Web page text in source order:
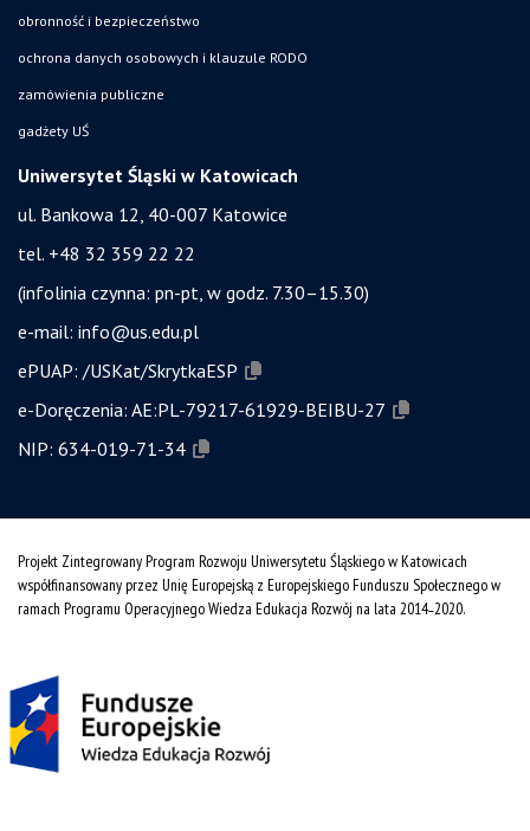
obronność i bezpieczeństwo
ochrona danych osobowych i klauzule RODO
zamówienia publiczne
gadżety UŚ
Uniwersytet Śląski w Katowicach
ul. Bankowa 12, 40-007 Katowice
tel. +48 32 359 22 22
(infolinia czynna: pn-pt, w godz. 7.30–15.30)
e-mail: info@us.edu.pl
ePUAP: /USKat/SkrytkaESP
e-Doręczenia: AE:PL-79217-61929-BEIBU-27
NIP: 634-019-71-34
Projekt Zintegrowany Program Rozwoju Uniwersytetu Śląskiego w Katowicach
współfinansowany przez Unię Europejską z Europejskiego Funduszu Społecznego w
ramach Programu Operacyjnego Wiedza Edukacja Rozwój na lata 2014˗2020.